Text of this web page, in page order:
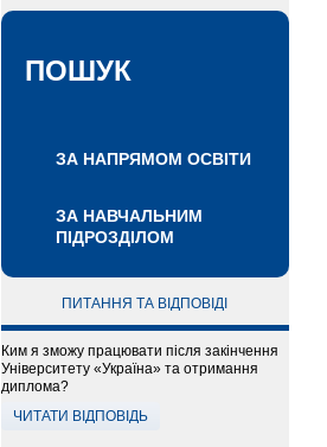
ПОШУК
ЗА НАПРЯМОМ ОСВІТИ
ЗА НАВЧАЛЬНИМ
ПІДРОЗДІЛОМ
ПИТАННЯ ТА ВІДПОВІДІ
Ким я зможу працювати після закінчення
Університету «Україна» та отримання
диплома?
ЧИТАТИ ВІДПОВІДЬ